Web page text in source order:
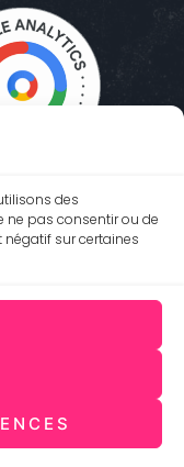
des
ne pas consentir ou de
sur certaines